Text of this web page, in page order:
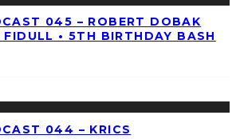
045 – ROBERT DOBAK
• 5TH BIRTHDAY BASH
044 – KRICS